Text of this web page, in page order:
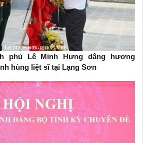
phủ Lê Minh Hưng dâng hương
hùng liệt sĩ tại Lạng Sơn